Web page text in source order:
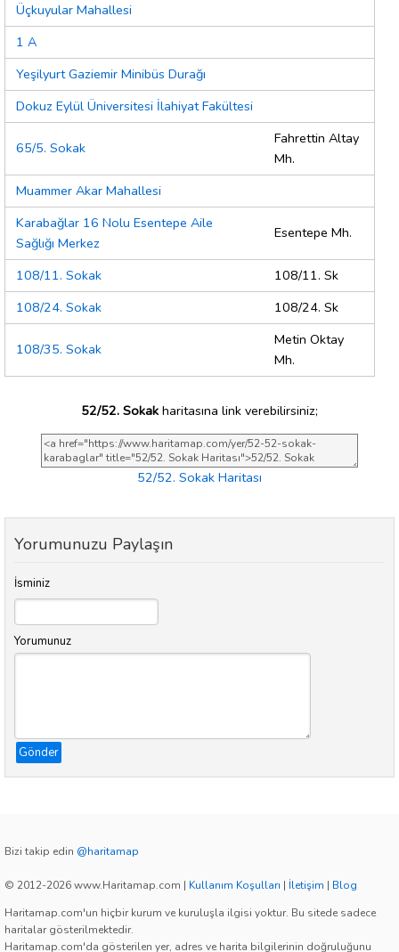
Üçkuyular Mahallesi
1 A
Yeşilyurt Gaziemir Minibüs Durağı
Dokuz Eylül Üniversitesi İlahiyat Fakültesi
65/5. Sokak
Fahrettin Altay
Mh.
Muammer Akar Mahallesi
Karabağlar 16 Nolu Esentepe Aile
Sağlığı Merkez
Esentepe Mh.
108/11. Sokak
108/11. Sk
108/24. Sokak
108/24. Sk
108/35. Sokak
Metin Oktay
Mh.
52/52. Sokak haritasına link verebilirsiniz;
52/52. Sokak Haritası
Yorumunuzu Paylaşın
İsminiz
Yorumunuz
Gönder
Bizi takip edin @haritamap
© 2012-2026 www.Haritamap.com | Kullanım Koşulları | İletişim | Blog
Haritamap.com'un hiçbir kurum ve kuruluşla ilgisi yoktur. Bu sitede sadece
haritalar gösterilmektedir.
Haritamap.com'da gösterilen yer, adres ve harita bilgilerinin doğruluğunu